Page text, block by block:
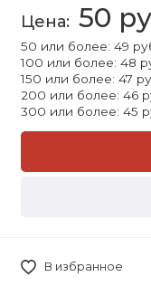
50
50 или более: 49
100 или более: 48
150 или более: 47
200 или более: 46
300 или более: 45
В избранное